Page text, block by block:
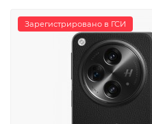
Зарегистрировано в ГСИ